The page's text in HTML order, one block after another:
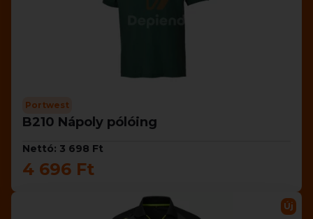
Portwest
B210 Nápoly pólóing
Nettó: 3 698 Ft
4 696 Ft
Új